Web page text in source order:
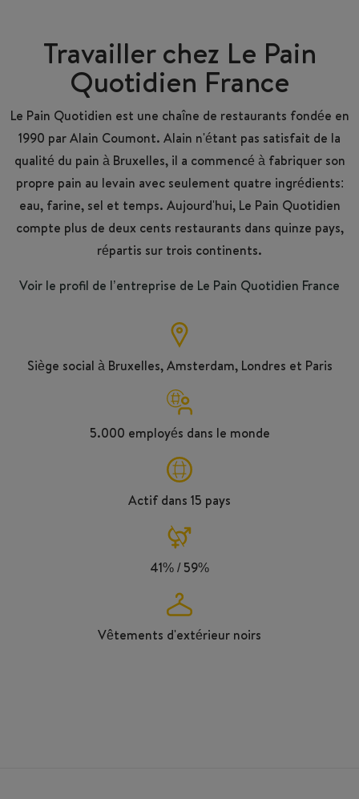
Travailler chez Le Pain
Quotidien France
Le Pain Quotidien est une chaîne de restaurants fondée en
1990 par Alain Coumont. Alain n'étant pas satisfait de la
qualité du pain à Bruxelles, il a commencé à fabriquer son
propre pain au levain avec seulement quatre ingrédients:
eau, farine, sel et temps. Aujourd'hui, Le Pain Quotidien
compte plus de deux cents restaurants dans quinze pays,
répartis sur trois continents.
Voir le profil de l’entreprise de Le Pain Quotidien France
Siège social à Bruxelles, Amsterdam, Londres et Paris
5.000 employés dans le monde
Actif dans 15 pays
41% / 59%
Vêtements d'extérieur noirs